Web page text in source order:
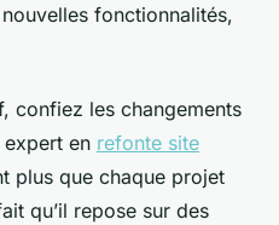
fonctionnalités,
confiez les changements
en refonte site
plus que chaque projet
qu’il repose sur des